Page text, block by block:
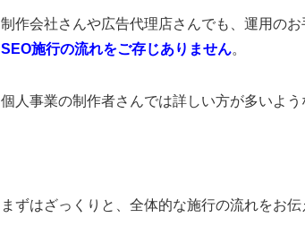
制作会社さんや広告代理店さんでも、運用の
SEO施行の流れをご存じありません。
個人事業の制作者さんでは詳しい方が多いよう
まずはざっくりと、全体的な施行の流れをお伝